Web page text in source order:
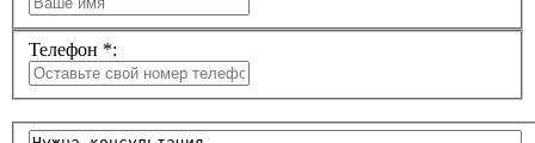
Телефон *: